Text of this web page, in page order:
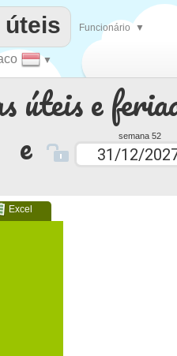
úteis e
e semana 52
Excel
▼
úteis Funcionário ▼